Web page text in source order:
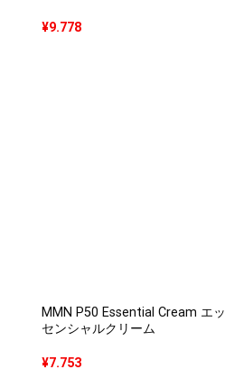
¥9.778
MMN P50 Essential Cream エッ
センシャルクリーム
¥7.753